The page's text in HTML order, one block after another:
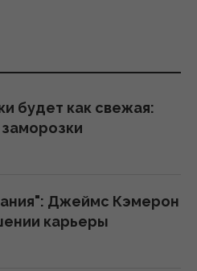
которое говорит
55 лет
заподозрили в
материнстве -
будет как свежая:
Джеймс Кэмерон
карьеры